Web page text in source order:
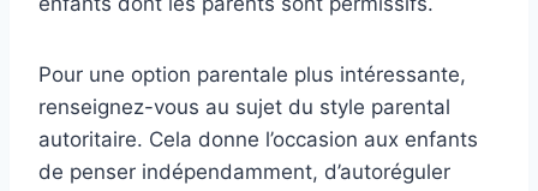
Pour une option parentale plus intéressante,
renseignez-vous au sujet du style parental
autoritaire. Cela donne l’occasion aux enfants
de penser indépendamment, d’autoréguler